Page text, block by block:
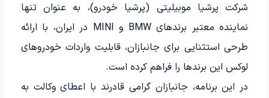
شرکت پرشیا موبیلیتی (پرشیا خودرو)، به عنوان تنها
نماینده معتبر برندهای BMW و MINI در ایران، با ارائه
طرحی استثنایی برای جانبازان، قابلیت واردات خودروهای
لوکس این برندها را فراهم کرده است.
در این برنامه، جانبازان گرامی قادرند با اعطای وکالت به